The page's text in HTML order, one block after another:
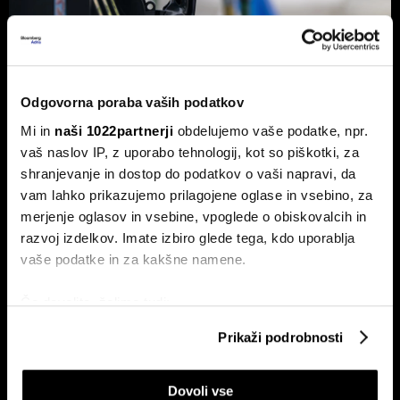
Odgovorna poraba vaših podatkov
Mi in naši 1022partnerji obdelujemo vaše podatke, npr.
vaš naslov IP, z uporabo tehnologij, kot so piškotki, za
shranjevanje in dostop do podatkov o vaši napravi, da
vam lahko prikazujemo prilagojene oglase in vsebino, za
merjenje oglasov in vsebine, vpoglede o obiskovalcih in
razvoj izdelkov. Imate izbiro glede tega, kdo uporablja
vaše podatke in za kakšne namene.
Če dovolite, želimo tudi:
Zbirati informacije o vaši geografski lokaciji, ki so
Identificirati napravo z aktivnim preverjanjem
lastnosti (odčitavanje prstnih odtisov)
Prikaži podrobnosti
Dovoli vse
Od kod prihaja dizel v Slovenijo in ali
bo cena še naprej rasla
Od začetka leta se je sod surove nafte brent podražil za
več kot 30 odstotkov. A potrošniki na bencinskih črpalkah
ne kupujejo surove nafte, temveč njihove derivate.
dveh desetletjih